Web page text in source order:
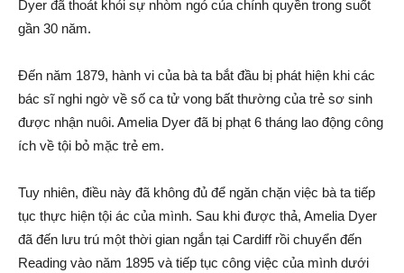
Dyer đã thoát khỏi sự nhòm ngó của chính quyền trong suốt
gần 30 năm.
Đến năm 1879, hành vi của bà ta bắt đầu bị phát hiện khi các
bác sĩ nghi ngờ về số ca tử vong bất thường của trẻ sơ sinh
được nhận nuôi. Amelia Dyer đã bị phạt 6 tháng lao động công
ích về tội bỏ mặc trẻ em.
Tuy nhiên, điều này đã không đủ để ngăn chặn việc bà ta tiếp
tục thực hiện tội ác của mình. Sau khi được thả, Amelia Dyer
đã đến lưu trú một thời gian ngắn tại Cardiff rồi chuyển đến
Reading vào năm 1895 và tiếp tục công việc của mình dưới